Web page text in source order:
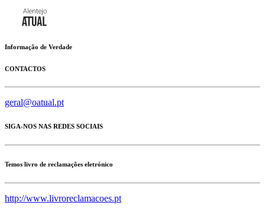
Informação de Verdade
CONTACTOS
geral@oatual.pt
SIGA-NOS NAS REDES SOCIAIS
Temos livro de reclamações eletrónico
http://www.livroreclamacoes.pt